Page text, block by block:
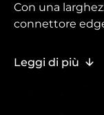
Con una
connettore
Pin2Pin di
processori a
Leggi di più